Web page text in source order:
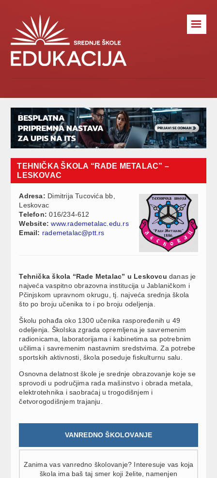
☰
TEHNIČKA ŠKOLA “RADE METALAC” –
LESKOVAC
Adresa: Dimitrija Tucovića bb,
Leskovac
Telefon: 016/234-612
Website:www.rademetalac.edu.rs
Email: rademetalac@ptt.rs
Tehnička škola “Rade Metalac” u Leskovcu danas je
najveća vaspitno obrazovna institucija u Jablaničkom i
Pčinjskom upravnom okrugu, tj. najveća srednja škola
što po broju učenika to i po broju odeljenja.
Školu pohađa oko 1300 učenika raspoređenih u 49
odeljenja. Školska zgrada opremljena je savremenim
radionicama, laboratorijama i kabinetima sa potrebnim
učilima i savremenim nastavnim sredstvima. Za potrebe
sportskih aktivnosti, škola poseduje fiskulturnu salu.
Osnovna delatnost škole je srednje obrazovanje koje se
sprovodi u područjima rada mašinstvo i obrada metala,
elektrotehnika i saobraćaj u trogodišnjem i
četvorogodišnjem trajanju.
VANREDNO ŠKOLOVANJE
Zanima vas vanredno školovanje? Interesuje vas koja
škola ima baš taj smer koji želite, namenjen